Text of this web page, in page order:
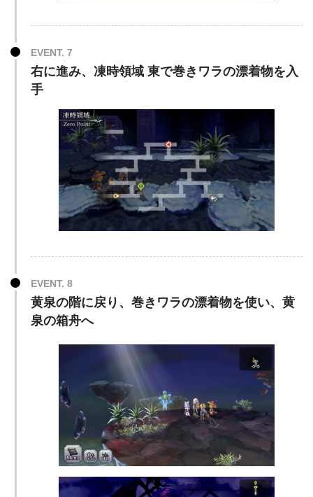
EVENT. 7
右に進み、凍時領域 東で巻きワラの漂着物を入
手
EVENT. 8
黄泉の階に戻り、巻きワラの漂着物を使い、黄
泉の箱舟へ